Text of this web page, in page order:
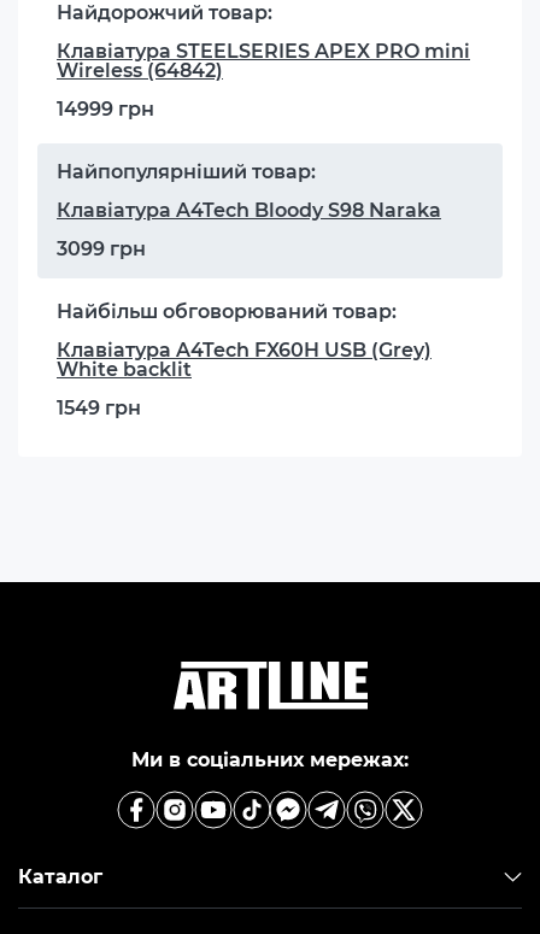
Найдорожчий товар:
Клавіатура STEELSERIES APEX PRO mini
Wireless (64842)
14999 грн
Найпопулярніший товар:
Клавіатура A4Tech Bloody S98 Naraka
3099 грн
Найбільш обговорюваний товар:
Клавіатура A4Tech FX60H USB (Grey)
White backlit
1549 грн
Ми в соціальних мережах:
Каталог